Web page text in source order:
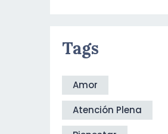
Tags
Amor
Atención Plena